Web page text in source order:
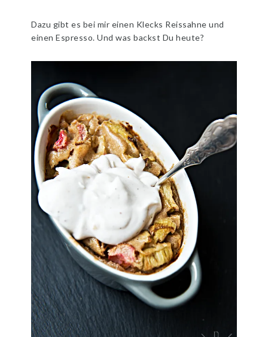
Dazu gibt es bei mir einen Klecks Reissahne und
einen Espresso. Und was backst Du heute?